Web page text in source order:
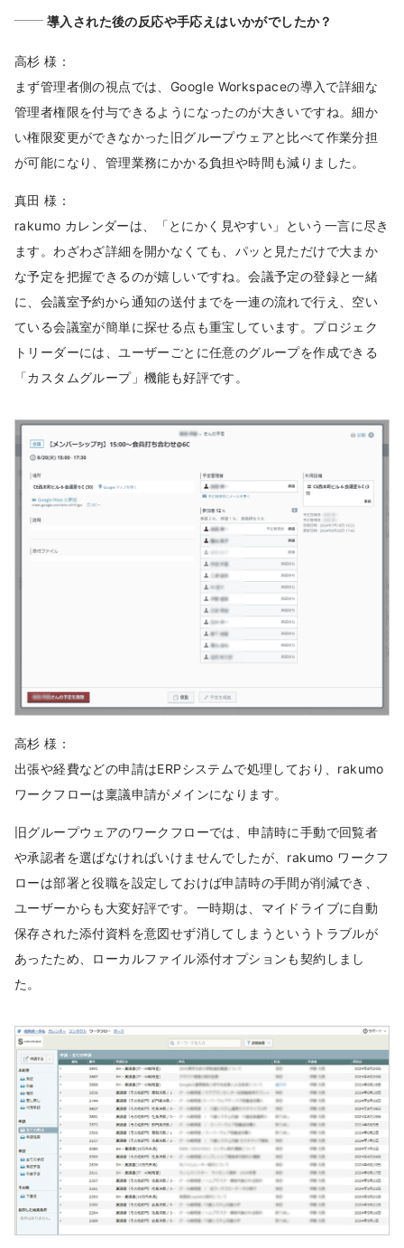
導入された後の反応や手応えはいかがでしたか？
高杉 様：
まず管理者側の視点では、Google Workspaceの導入で詳細な
管理者権限を付与できるようになったのが大きいですね。細か
い権限変更ができなかった旧グループウェアと比べて作業分担
が可能になり、管理業務にかかる負担や時間も減りました。
真田 様：
rakumo カレンダーは、「とにかく見やすい」という一言に尽き
ます。わざわざ詳細を開かなくても、パッと見ただけで大まか
な予定を把握できるのが嬉しいですね。会議予定の登録と一緒
に、会議室予約から通知の送付までを一連の流れで行え、空い
ている会議室が簡単に探せる点も重宝しています。プロジェク
トリーダーには、ユーザーごとに任意のグループを作成できる
「カスタムグループ」機能も好評です。
高杉 様：
出張や経費などの申請はERPシステムで処理しており、rakumo
ワークフローは稟議申請がメインになります。
旧グループウェアのワークフローでは、申請時に手動で回覧者
や承認者を選ばなければいけませんでしたが、rakumo ワークフ
ローは部署と役職を設定しておけば申請時の手間が削減でき、
ユーザーからも大変好評です。一時期は、マイドライブに自動
保存された添付資料を意図せず消してしまうというトラブルが
あったため、ローカルファイル添付オプションも契約しまし
た。